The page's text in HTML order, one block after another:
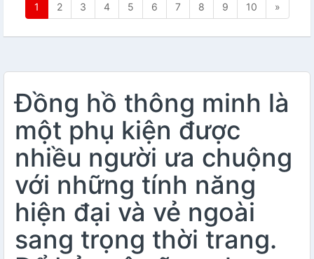
1 2 3 4 5 6 7 8 9 10 »
Đồng hồ thông minh là
một phụ kiện được
nhiều người ưa chuộng
với những tính năng
hiện đại và vẻ ngoài
sang trọng thời trang.